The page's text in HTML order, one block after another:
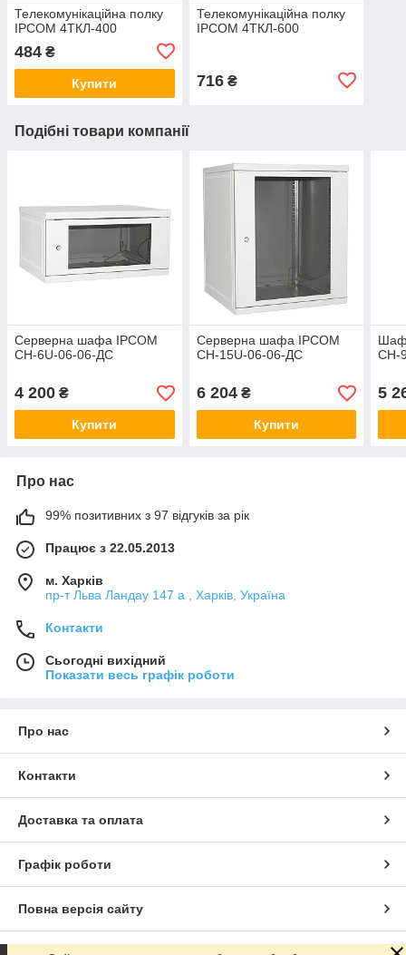
Телекомунікаційна полку
IPCOM 4ТКЛ-400
484 ₴
Купити
Телекомунікаційна полку
IPCOM 4ТКЛ-600
716₴
Подібні товари компанії
Серверна шафа IPCOM
СН-6U-06-06-ДС
4 200 ₴
Купити
Серверна шафа IPCOM
СН-15U-06-06-ДС
6 204₴
Купити
СН-
5
Про нас
99% позитивних з 97 відгуків за рік
Працює з 22.05.2013
м. Харків
пр-т Льва Ландау 147 а , Харків, Україна
Контакти
Сьогодні вихідний
Показати весь графік роботи
Про нас
Контакти
Доставка та оплата
Графік роботи
Повна версія сайту